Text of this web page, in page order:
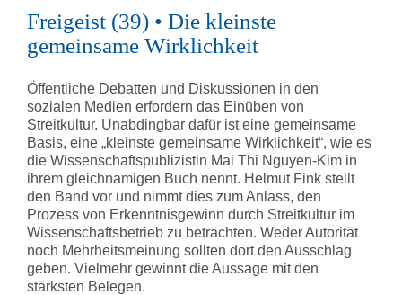
Freigeist (39) • Die kleinste
gemeinsame Wirklichkeit
Öffentliche Debatten und Diskussionen in den
sozialen Medien erfordern das Einüben von
Streitkultur. Unabdingbar dafür ist eine gemeinsame
Basis, eine „kleinste gemeinsame Wirklichkeit“, wie es
die Wissenschaftspublizistin Mai Thi Nguyen-Kim in
ihrem gleichnamigen Buch nennt. Helmut Fink stellt
den Band vor und nimmt dies zum Anlass, den
Prozess von Erkenntnisgewinn durch Streitkultur im
Wissenschaftsbetrieb zu betrachten. Weder Autorität
noch Mehrheitsmeinung sollten dort den Ausschlag
geben. Vielmehr gewinnt die Aussage mit den
stärksten Belegen.